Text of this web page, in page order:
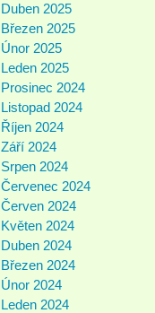
Duben 2025
Březen 2025
Únor 2025
Leden 2025
Prosinec 2024
Listopad 2024
Říjen 2024
Září 2024
Srpen 2024
Červenec 2024
Červen 2024
Květen 2024
Duben 2024
Březen 2024
Únor 2024
Leden 2024